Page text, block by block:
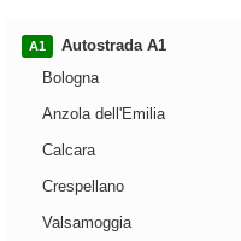
A1
Autostrada A1
Bologna
Anzola dell'Emilia
Calcara
Crespellano
Valsamoggia